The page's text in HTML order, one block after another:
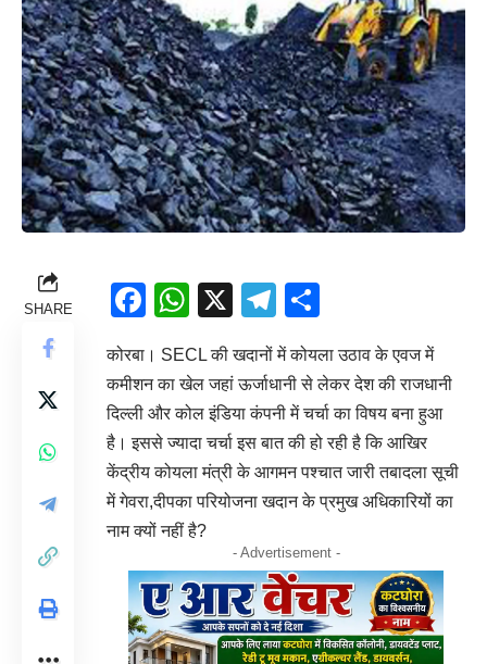
SHARE Facebook
WhatsApp
X Telegram
कोरबा। SECL की खदानों में कोयला उठाव के एवज में
कमीशन का खेल जहां ऊर्जाधानी से लेकर देश की राजधानी
दिल्ली और कोल इंडिया कंपनी में चर्चा का विषय बना हुआ
है। इससे ज्यादा चर्चा इस बात की हो रही है कि आखिर
केंद्रीय कोयला मंत्री के आगमन पश्चात जारी तबादला सूची
में गेवरा,दीपका परियोजना खदान के प्रमुख अधिकारियों का
नाम क्यों नहीं है?
- Advertisement -